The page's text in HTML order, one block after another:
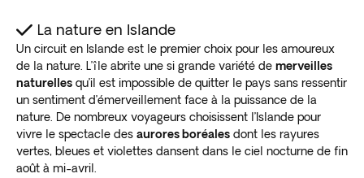
La nature en Islande
Un circuit en Islande est le premier choix pour les amoureux
de la nature. L’île abrite une si grande variété de merveilles
naturelles qu’il est impossible de quitter le pays sans ressentir
un sentiment d’émerveillement face à la puissance de la
nature. De nombreux voyageurs choisissent l’Islande pour
vivre le spectacle des aurores boréales dont les rayures
vertes, bleues et violettes dansent dans le ciel nocturne de fin
août à mi-avril.